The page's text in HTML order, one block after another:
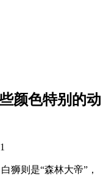
颜色特别的动
狮则是“森林大帝”，